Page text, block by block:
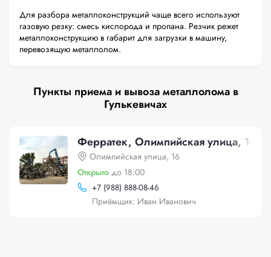
Для разбора металлоконструкций чаще всего используют
газовую резку: смесь кислорода и пропана. Резчик режет
металлоконструкцию в габарит для загрузки в машину,
перевозящую металлолом.
Пункты приема и вывоза металлолома в
Гулькевичах
Ферратек, Олимпийская улица, 16
Олимпийская улица, 16
Открыто до 18:00
+7 (988) 888-08-46
Приёмщик: Иван Иванович